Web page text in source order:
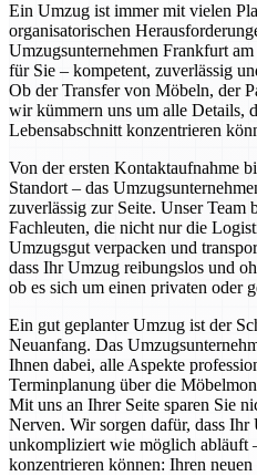
Ein Umzug ist immer mit vielen
organisatorischen
Umzugsunternehmen Frankfurt
für Sie – kompetent, zuverlässig
Ob der Transfer von Möbeln, der
wir kümmern uns um alle Details,
Lebensabschnitt konzentrieren
Von der ersten Kontaktaufnahme
Standort – das
zuverlässig zur Seite. Unser Team
Fachleuten, die nicht nur die
Umzugsgut verpacken und
dass Ihr Umzug reibungslos und
ob es sich um einen privaten oder
Ein gut geplanter Umzug ist der
Neuanfang. Das
Ihnen dabei, alle Aspekte
Terminplanung über die
Mit uns an Ihrer Seite sparen Sie
Nerven. Wir sorgen dafür, dass Ihr
unkompliziert wie möglich abläuft
konzentrieren können: Ihren neuen